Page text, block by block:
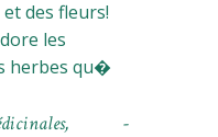
des fleurs!
les
herbes qu�
,